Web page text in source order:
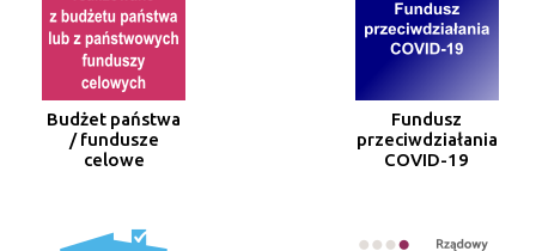
Budżet państwa
/ fundusze
celowe
Fundusz
przeciwdziałania
COVID-19